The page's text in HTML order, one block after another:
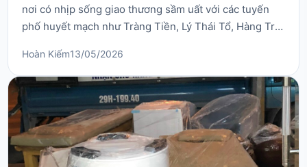
nơi có nhịp sống giao thương sầm uất với các tuyến
phố huyết mạch như Tràng Tiền, Lý Thái Tổ, Hàng Tre.
phố kinh doanh và các ngõ nhỏ chật hẹp, việc chuyển
nhà trọn gói tại phường Lý Thái Tổ luôn là một thử
thách lớn đối với bất kỳ đơn vị vận tải...
Hoàn Kiếm13/05/2026